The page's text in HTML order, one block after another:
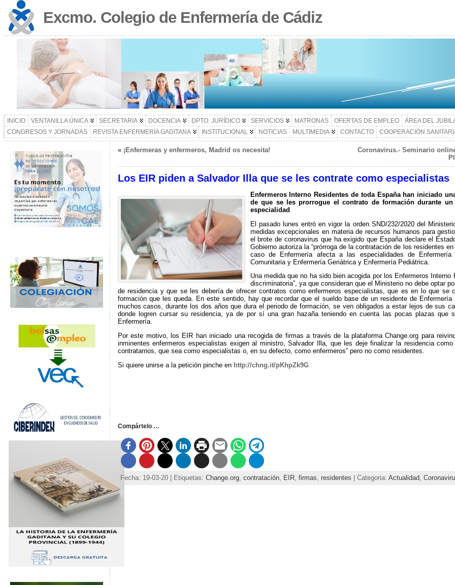
Excmo. Colegio de Enfermería de Cádiz
INICIO VENTANILLA ÚNICA SECRETARIA DOCENCIA DPTO. JURÍDICO SERVICIOS MATRONAS OFERTAS DE EMPLEO
ÁREA DEL
CONGRESOS Y JORNADAS
REVISTA ENFERMERÍA GADITANA INSTITUCIONAL NOTICIAS MULTIMEDIA CONTACTO COOPERACIÓN
« ¡Enfermeras y enfermeros, Madrid os necesita!
Coronavirus.- Seminario
Los EIR piden a Salvador Illa que se les contrate como especialistas
Enfermeros Interno Residentes de toda España han iniciado
de que se les prorrogue el contrato de formación durante
especialidad
El pasado lunes entró en vigor la orden SND/232/2020 del
medidas excepcionales en materia de recursos humanos para
el brote de coronavirus que ha exigido que España declare el
Gobierno autoriza la “prórroga de la contratación de los residentes
caso de Enfermería afecta a las especialidades de
Comunitaria y Enfermería Geriátrica y Enfermería Pediátrica.
Una medida que no ha sido bien acogida por los Enfermeros Interno
discriminatoria”, ya que consideran que el Ministerio no debe optar
de residencia y que se les debería de ofrecer contratos como enfermeros especialistas, que es en lo que se
formación que les queda. En este sentido, hay que recordar que el sueldo base de un residente de
muchos casos, durante los dos años que dura el periodo de formación, se ven obligados a estar lejos de sus
donde logren cursar su residencia, ya de por sí una gran hazaña teniendo en cuenta las pocas plazas que
Enfermería.
Por este motivo, los EIR han iniciado una recogida de firmas a través de la plataforma Change.org para
inminentes enfermeros especialistas exigen al ministro, Salvador Illa, que les deje finalizar la residencia
contratarnos, que sea como especialistas o, en su defecto, como enfermeros” pero no como residentes.
Si quiere unirse a la petición pinche en http://chng.it/pKhpZk9G
Compártelo …
Fecha: 19-03-20 | Etiquetas: Change.org, contratación, EIR, firmas, residentes | Categoria: Actualidad,